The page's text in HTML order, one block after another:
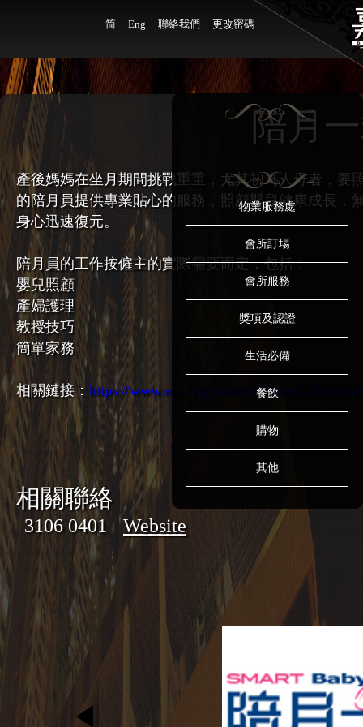
简 Eng 聯絡我們 更改密碼
物業服務處
會所訂場
會所服務
獎項及認證
生活必備
餐飲
購物
其他
陪月
產後媽媽在坐月期間挑戰重重，尤其初為人母者，要
的陪月員提供專業貼心的服務，照顧嬰兒健康成長，
身心迅速復元。
陪月員的工作按僱主的實際需要而定，包括：
嬰兒照顧
產婦護理
教授技巧
簡單家務
相關鏈接： https://www.erb.org/smartbabycare/tc/Post-
相關聯絡
3106 0401 Website